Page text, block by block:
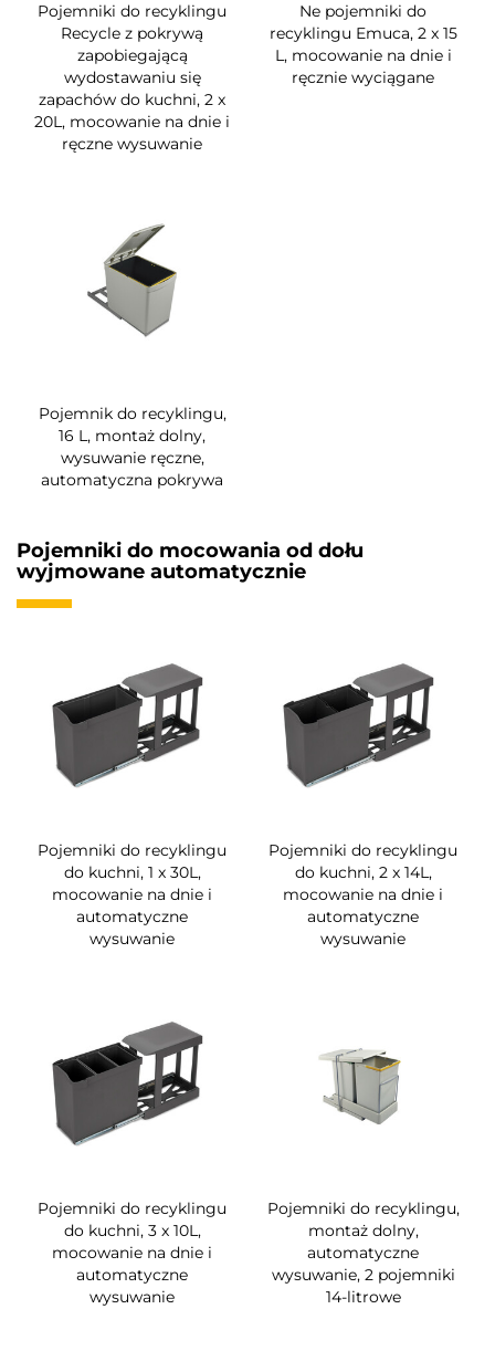
Pojemniki do recyklingu
Recycle z pokrywą
zapobiegającą
wydostawaniu się
zapachów do kuchni, 2 x
20L, mocowanie na dnie i
ręczne wysuwanie
Ne pojemniki do
recyklingu Emuca, 2 x 15
L, mocowanie na dnie i
ręcznie wyciągane
Pojemnik do recyklingu,
16 L, montaż dolny,
wysuwanie ręczne,
automatyczna pokrywa
Pojemniki do mocowania od dołu
wyjmowane automatycznie
Pojemniki do recyklingu
do kuchni, 1 x 30L,
mocowanie na dnie i
automatyczne
wysuwanie
Pojemniki do recyklingu
do kuchni, 2 x 14L,
mocowanie na dnie i
automatyczne
wysuwanie
Pojemniki do recyklingu
do kuchni, 3 x 10L,
mocowanie na dnie i
automatyczne
wysuwanie
Pojemniki do recyklingu,
montaż dolny,
automatyczne
wysuwanie, 2 pojemniki
14-litrowe